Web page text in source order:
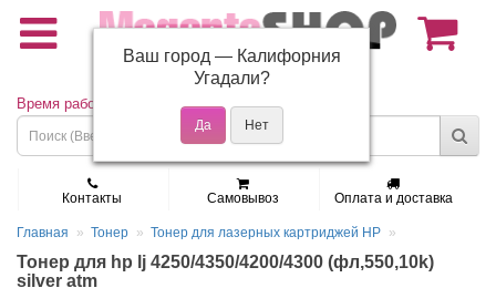
(495) 150-01-37
Время работы: Пн - Пт 9:30 - 19:00
Контакты Самовывоз Оплата и доставка
Главная Тонер Тонер для лазерных картриджей HP
Тонер для hp lj 4250/4350/4200/4300 (фл,550,10k)
silver atm
Ваш город — Калифорния
Угадали?